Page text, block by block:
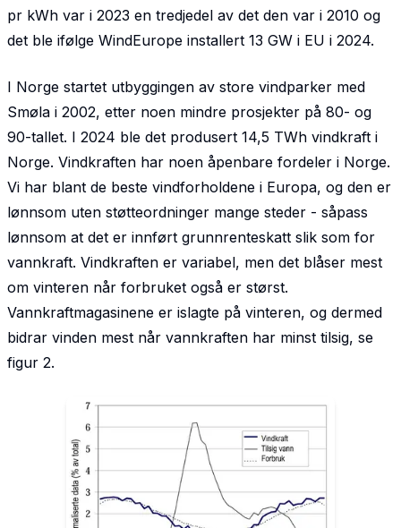
pr kWh var i 2023 en tredjedel av det den var i 2010 og
det ble ifølge WindEurope installert 13 GW i EU i 2024.
I Norge startet utbyggingen av store vindparker med
Smøla i 2002, etter noen mindre prosjekter på 80- og
90-tallet. I 2024 ble det produsert 14,5 TWh vindkraft i
Norge. Vindkraften har noen åpenbare fordeler i Norge.
Vi har blant de beste vindforholdene i Europa, og den er
lønnsom uten støtteordninger mange steder - såpass
lønnsom at det er innført grunnrenteskatt slik som for
vann­kraft. Vindkraften er variabel, men det blåser mest
om vinteren når forbruket også er størst.
Vannkraftmagasinene er islagte på vinteren, og dermed
bidrar vinden mest når vannkraften har minst tilsig, se
figur 2.